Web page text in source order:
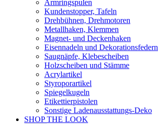
Armringspulen
Kundenstopper, Tafeln
Drehbühnen, Drehmotoren
Metallhaken, Klemmen
Magnet- und Deckenhaken
Eisennadeln und Dekorationsfedern
Saugnäpfe, Klebescheiben
Holzscheiben und Stämme
Acrylartikel
Styroporartikel
Spiegelkugeln
Etikettierpistolen
Sonstige Ladenausstattungs-Deko
SHOP THE LOOK